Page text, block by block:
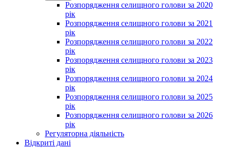
Розпорядження селищного голови за 2020
рік
Розпорядження селищного голови за 2021
рік
Розпорядження селищного голови за 2022
рік
Розпорядження селищного голови за 2023
рік
Розпорядження селищного голови за 2024
рік
Розпорядження селищного голови за 2025
рік
Розпорядження селищного голови за 2026
рік
Регуляторна діяльність
Відкриті дані